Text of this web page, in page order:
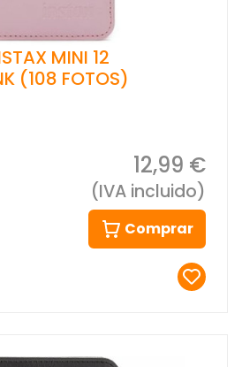
MINI 12
(108 FOTOS)
12,99 €
(IVA incluido)
Comprar